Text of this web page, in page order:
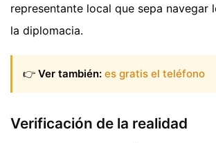
representante local que sepa navegar
la diplomacia.
👉 Ver también: es gratis el teléfono
Verificación de la realidad